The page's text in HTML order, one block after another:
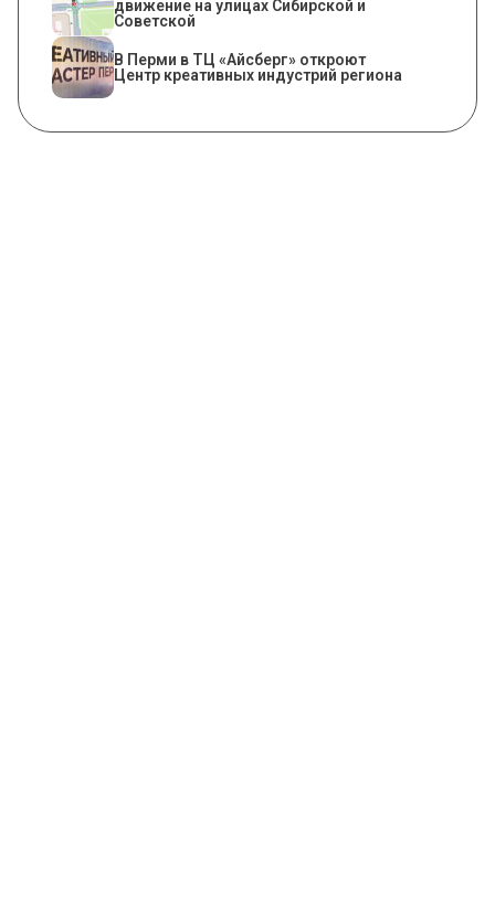
движение на улицах Сибирской и
Советской
В Перми в ТЦ «Айсберг» откроют
Центр креативных индустрий региона